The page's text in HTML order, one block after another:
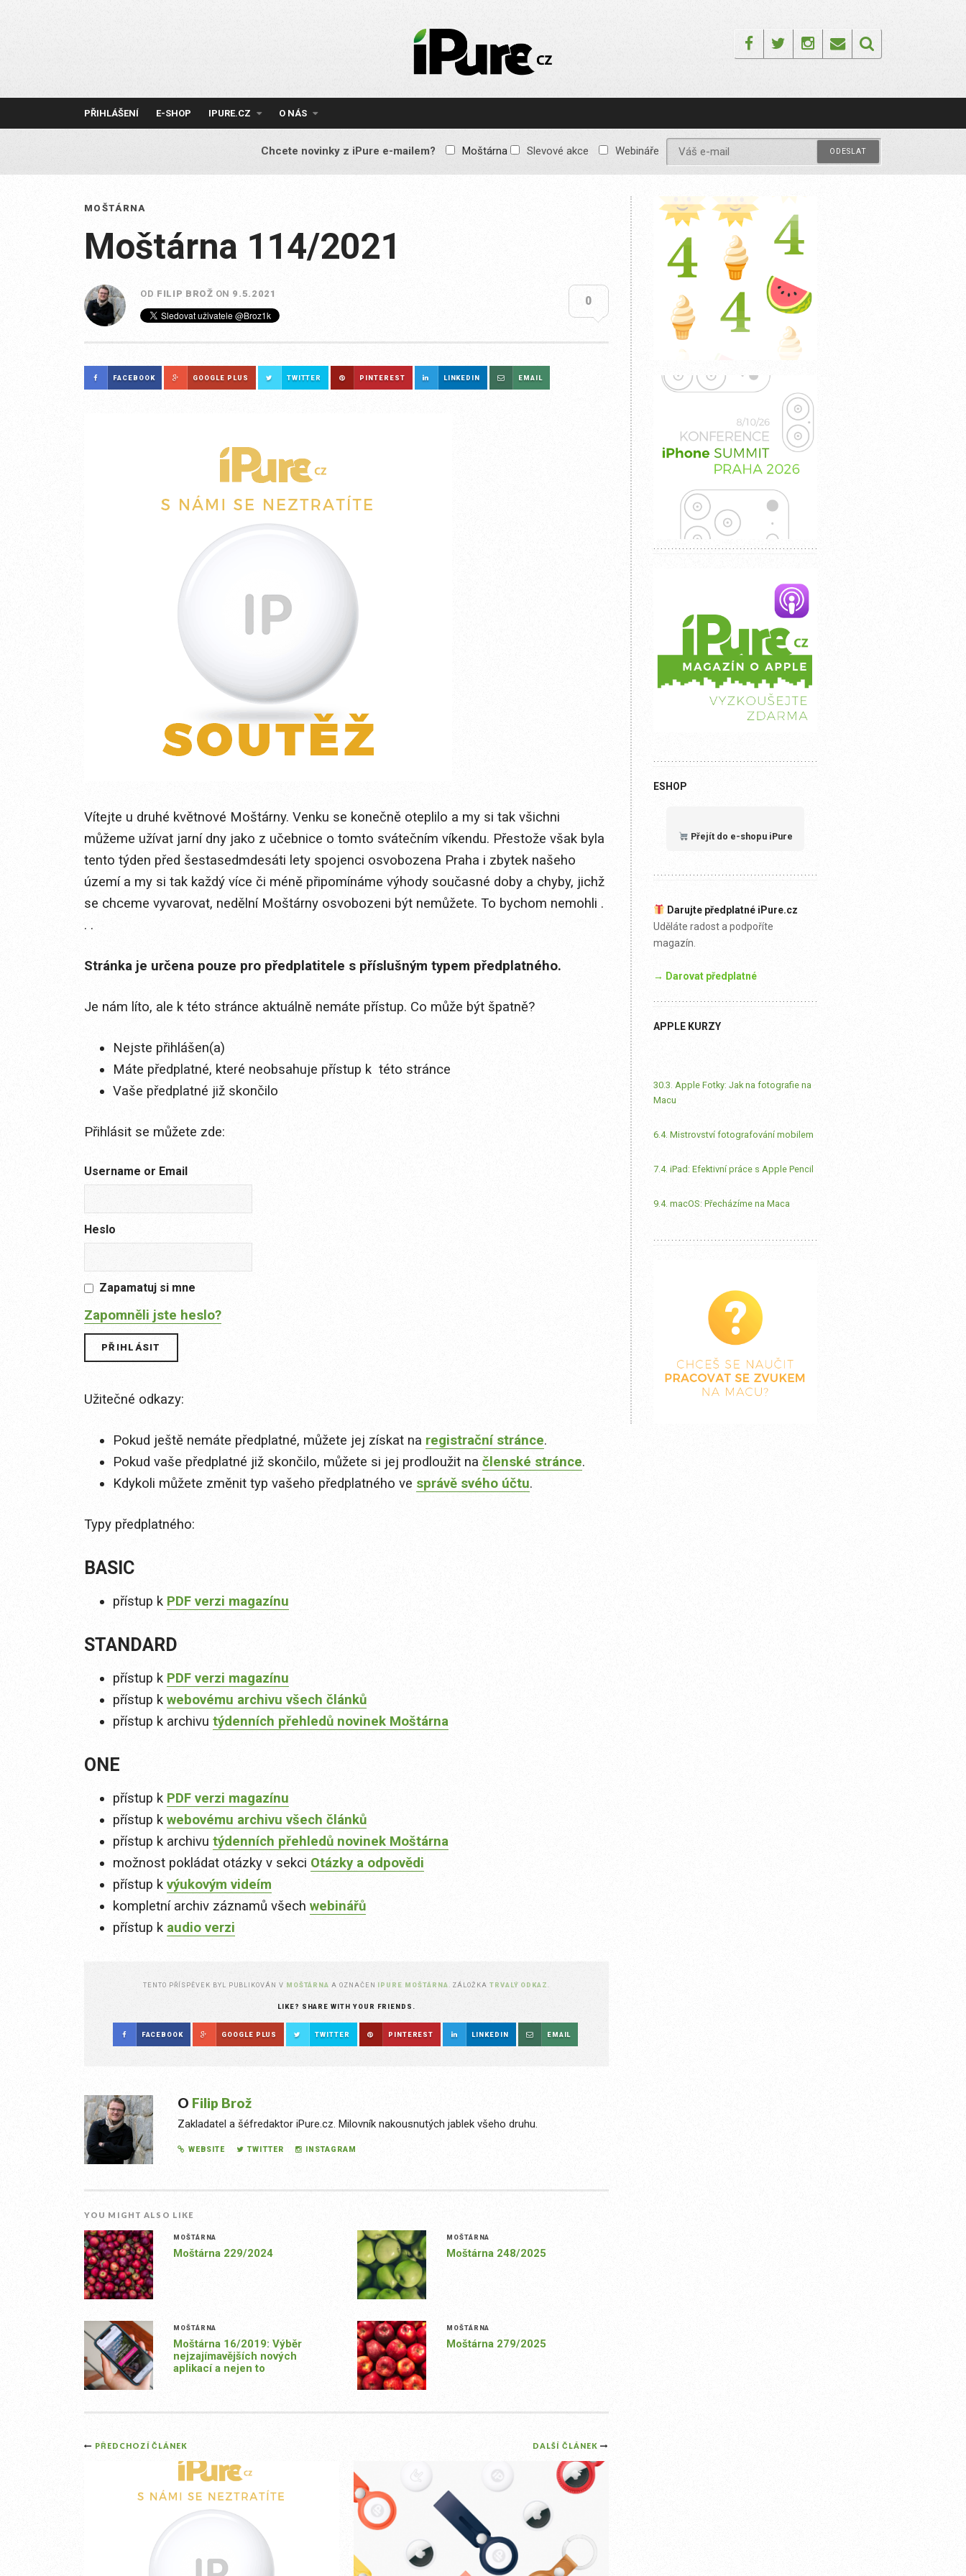
IPURE.CZ
Prémiový Apple e-
reklamy, žádné
obsah pro všechny
FacebookTwitterInstagram
Email
PŘIHLÁŠENÍ E-SHOP IPURE.CZ O NÁS
Chcete novinky z iPure e-mailem? Moštárna Slevové akce Webináře
MOŠTÁRNA
Moštárna 114/2021
OD FILIP BROŽ ON 9.5.2021
0
FACEBOOK GOOGLE PLUS TWITTER PINTEREST LINKEDIN EMAIL
Vítejte u druhé květnové Moštárny. Venku se konečně oteplilo a my si tak všichni
můžeme užívat jarní dny jako z učebnice o tomto svátečním víkendu. Přestože však byla
tento týden před šestasedmdesáti lety spojenci osvobozena Praha i zbytek našeho
území a my si tak každý více či méně připomínáme výhody současné doby a chyby, jichž
se chceme vyvarovat, nedělní Moštárny osvobozeni být nemůžete. To bychom nemohli .
. .
Stránka je určena pouze pro předplatitele s příslušným typem předplatného.
Je nám líto, ale k této stránce aktuálně nemáte přístup. Co může být špatně?
Nejste přihlášen(a)
Máte předplatné, které neobsahuje přístup k této stránce
Vaše předplatné již skončilo
Přihlásit se můžete zde:
Username or Email
Heslo
Zapamatuj si mne
Zapomněli jste heslo?
Užitečné odkazy:
Pokud ještě nemáte předplatné, můžete jej získat na registrační stránce.
Pokud vaše předplatné již skončilo, můžete si jej prodloužit na členské stránce.
Kdykoli můžete změnit typ vašeho předplatného ve správě svého účtu.
Typy předplatného:
BASIC
přístup k PDF verzi magazínu
STANDARD
přístup k PDF verzi magazínu
přístup k webovému archivu všech článků
přístup k archivu týdenních přehledů novinek Moštárna
ONE
přístup k PDF verzi magazínu
přístup k webovému archivu všech článků
přístup k archivu týdenních přehledů novinek Moštárna
možnost pokládat otázky v sekci Otázky a odpovědi
přístup k výukovým videím
kompletní archiv záznamů všech webinářů
přístup k audio verzi
TENTO PŘÍSPĚVEK BYL PUBLIKOVÁN V MOŠTÁRNA A OZNAČEN IPURE MOŠTÁRNA . ZÁLOŽKA TRVALÝ ODKAZ
LIKE? SHARE WITH YOUR FRIENDS.
FACEBOOK GOOGLE PLUS TWITTER PINTEREST LINKEDIN EMAIL
O Filip Brož
Zakladatel a šéfredaktor iPure.cz. Milovník nakousnutých jablek všeho druhu.
WEBSITE TWITTER INSTAGRAM
YOU MIGHT ALSO LIKE
MOŠTÁRNA
Moštárna 229/2024
MOŠTÁRNA
Moštárna 248/2025
MOŠTÁRNA
Moštárna 16/2019: Výběr
nejzajímavějších nových
aplikací a nejen to
MOŠTÁRNA
Moštárna 279/2025
Post
navigation
DALŠÍ ČLÁNEK
PŘEDCHOZÍ ČLÁNEK
ESHOP
Přejít do e-shopu iPure
Darujte předplatné iPure.cz
Uděláte radost a podpoříte
magazín.
→ Darovat předplatné
APPLE KURZY
30.3. Apple Fotky: Jak na fotografie na
Macu
6.4. Mistrovství fotografování mobilem
7.4. iPad: Efektivní práce s Apple Pencil
9.4. macOS: Přecházíme na Maca